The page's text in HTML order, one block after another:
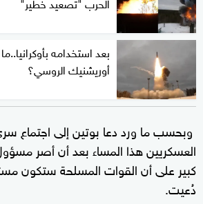
بعد استخدامه
أوريشنيك الروسي؟
وبحسب ما ورد دعا بوتين إلى اجتماع
العسكريين هذا المساء بعد أن أصر
كبير على أن القوات المسلحة ستكون
دُعيت.